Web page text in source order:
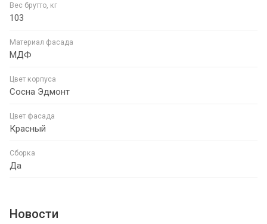
Вес брутто, кг
103
Материал фасада
МДФ
Цвет корпуса
Сосна Эдмонт
Цвет фасада
Красный
Сборка
Да
Новости